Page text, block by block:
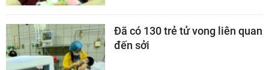
Đã có 130 trẻ tử vong liên quan
đến sởi